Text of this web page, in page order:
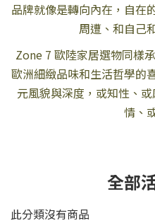
品牌就像是轉向內在，自在
周遭、和自己
Zone 7 歐陸家居選物同樣
歐洲細緻品味和生活哲學的
元風貌與深度，或知性、
情、
全部
此分類沒有商品